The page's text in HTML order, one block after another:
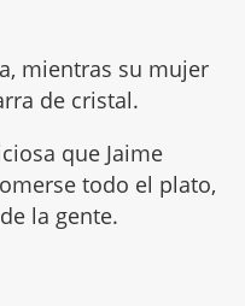
mientras su mujer
de cristal.
que Jaime
todo el plato,
la gente.